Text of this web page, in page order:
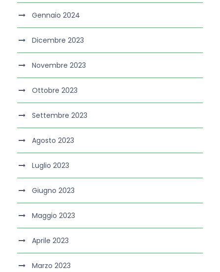
Gennaio 2024
Dicembre 2023
Novembre 2023
Ottobre 2023
Settembre 2023
Agosto 2023
Luglio 2023
Giugno 2023
Maggio 2023
Aprile 2023
Marzo 2023